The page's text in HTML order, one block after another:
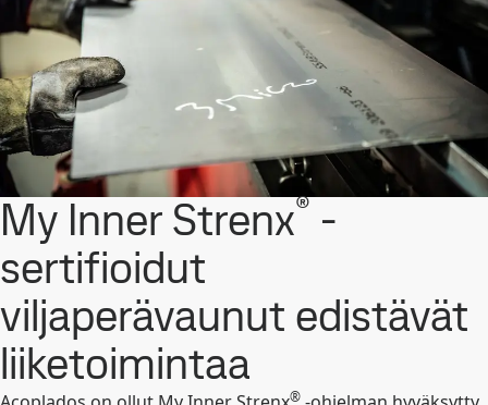
My Inner Strenx® -
sertifioidut
viljaperävaunut edistävät
liiketoimintaa
®